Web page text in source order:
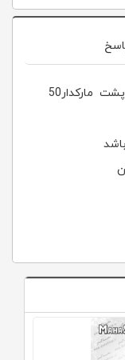
کاغذ Wolf فتوگلاسه براق 260 گرم پشت مارکدار50